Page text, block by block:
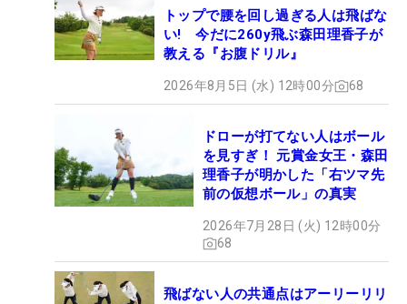
トップで腰を回し過ぎる人は飛ばな
い! 今だに260y飛ぶ森田理香子が
教える『お腹ドリル』
2026年8月5日 (水) 12時00分 68
ドローが打てない人はボール
を見すぎ！ 元賞金女王・森田
理香子が明かした「右ツマ先
前の仮想ボール」の真実
2026年7月28日 (火) 12時00分
68
飛ばない人の共通点はアーリーリリ